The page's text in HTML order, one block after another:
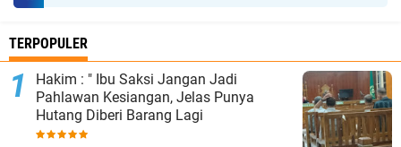
TERPOPULER
Hakim : " Ibu Saksi Jangan Jadi
Pahlawan Kesiangan, Jelas Punya
Hutang Diberi Barang Lagi